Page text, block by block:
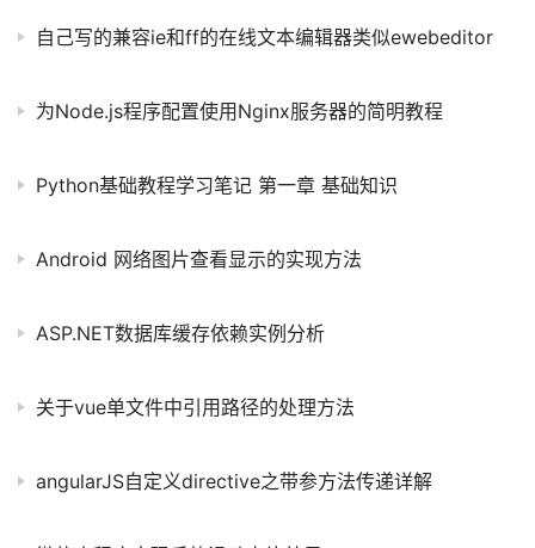
自己写的兼容ie和ff的在线文本编辑器类似ewebeditor
为Node.js程序配置使用Nginx服务器的简明教程
Python基础教程学习笔记 第一章 基础知识
Android 网络图片查看显示的实现方法
ASP.NET数据库缓存依赖实例分析
关于vue单文件中引用路径的处理方法
angularJS自定义directive之带参方法传递详解